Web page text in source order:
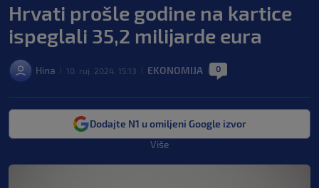
Hrvati prošle godine na kartice
ispeglali 35,2 milijarde eura
Hina 10. ruj. 2024. 15:13 EKONOMIJA 0
Dodajte N1 u omiljeni Google izvor
Više